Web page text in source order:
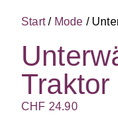
Start/ Mode /
Traktor
CHF 24.90